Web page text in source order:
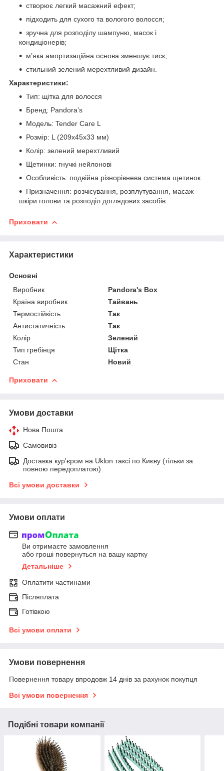
створює легкий масажний ефект;
підходить для сухого та вологого волосся;
зручна для розподілу шампуню, масок і
кондиціонерів;
м’яка амортизаційна основа зменшує тиск;
стильний зелений мерехтливий дизайн.
Характеристики:
Тип: щітка для волосся
Бренд: Pandora’s
Модель: Tender Care L
Розмір: L (209x45x33 мм)
Колір: зелений мерехтливий
Щетинки: гнучкі нейлонові
Особливість: подвійна різнорівнева система щетинок
Призначення: розчісування, розплутування, масаж
шкіри голови та розподіл доглядових засобів
Приховати
Характеристики
Основні
Виробник
Pandora's Box
Країна виробник
Тайвань
Термостійкість
Так
Антистатичність
Так
Колір
Зелений
Тип гребінця
Щітка
Стан
Новий
Приховати
Умови доставки
Нова Пошта
Самовивіз
Доставка кур'єром на Uklon таксі по Києву (тільки за
повною передоплатою)
Всі умови доставки
Умови оплати
Ви отримаєте замовлення
або гроші повернуться на вашу картку
Детальніше
Оплатити частинами
Післяплата
Готівкою
Всі умови оплати
Умови повернення
Повернення товару впродовж 14 днів за рахунок покупця
Всі умови повернення
Подібні товари компанії